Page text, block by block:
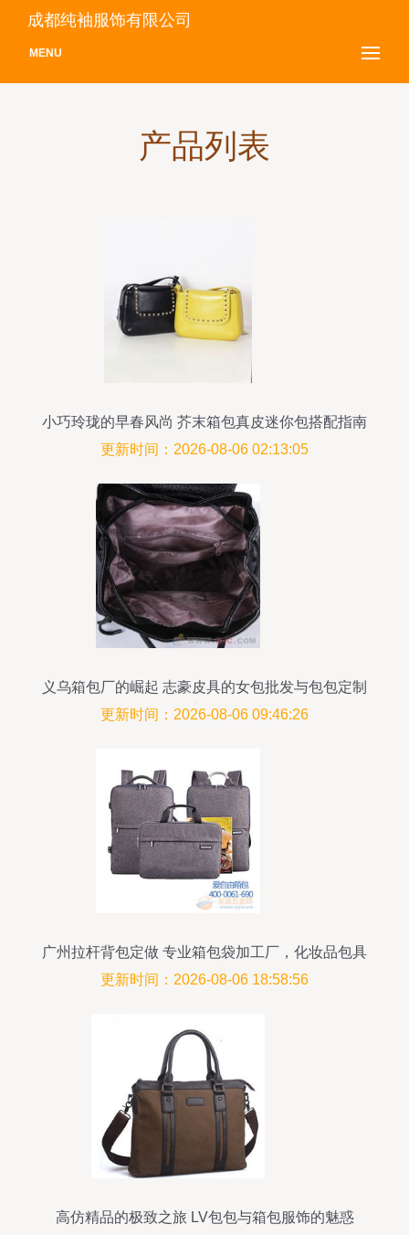
成都纯袖服饰有限公司
MENU
产品列表
小巧玲珑的早春风尚 芥末箱包真皮迷你包搭配指南
更新时间：2026-08-06 02:13:05
义乌箱包厂的崛起 志豪皮具的女包批发与包包定制
之路
更新时间：2026-08-06 09:46:26
广州拉杆背包定做 专业箱包袋加工厂，化妆品包具
按需订制
更新时间：2026-08-06 18:58:56
高仿精品的极致之旅 LV包包与箱包服饰的魅惑